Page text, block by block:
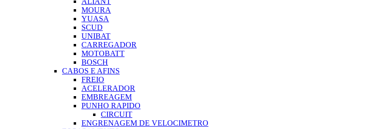
MOURA
YUASA
SCUD
UNIBAT
CARREGADOR
MOTOBATT
BOSCH
CABOS E AFINS
FREIO
ACELERADOR
EMBREAGEM
PUNHO RAPIDO
CIRCUIT
ENGRENAGEM DE VELOCIMETRO